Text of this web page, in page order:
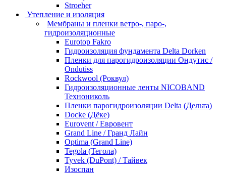
Stroeher
Утепление и изоляция
Мембраны и пленки ветро-, паро-,
гидроизоляционные
Eurotop Fakro
Гидроизоляция фундамента Delta Dorken
Пленки для парогидроизоляции Ондутис /
Ondutiss
Rockwool (Роквул)
Гидроизоляционные ленты NICOBAND
Технониколь
Пленки парогидроизоляции Delta (Дельта)
Docke (Дёке)
Eurovent / Евровент
Grand Line / Гранд Лайн
Optima (Grand Line)
Tegola (Тегола)
Tyvek (DuPont) / Тайвек
Изоспан